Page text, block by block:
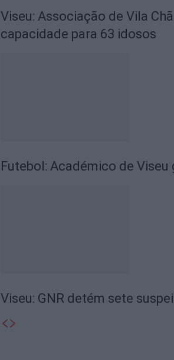
Viseu: Associação de Vila
capacidade para 63 idosos
Futebol: Académico de
Viseu: GNR detém sete